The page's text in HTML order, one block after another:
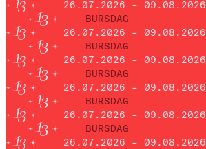
26.07.2026 – 09.08.2026
BURSDAG
26.07.2026 – 09.08.2026
BURSDAG
26.07.2026 – 09.08.2026
BURSDAG
26.07.2026 – 09.08.2026
BURSDAG
26.07.2026 – 09.08.2026
BURSDAG
26.07.2026 – 09.08.2026